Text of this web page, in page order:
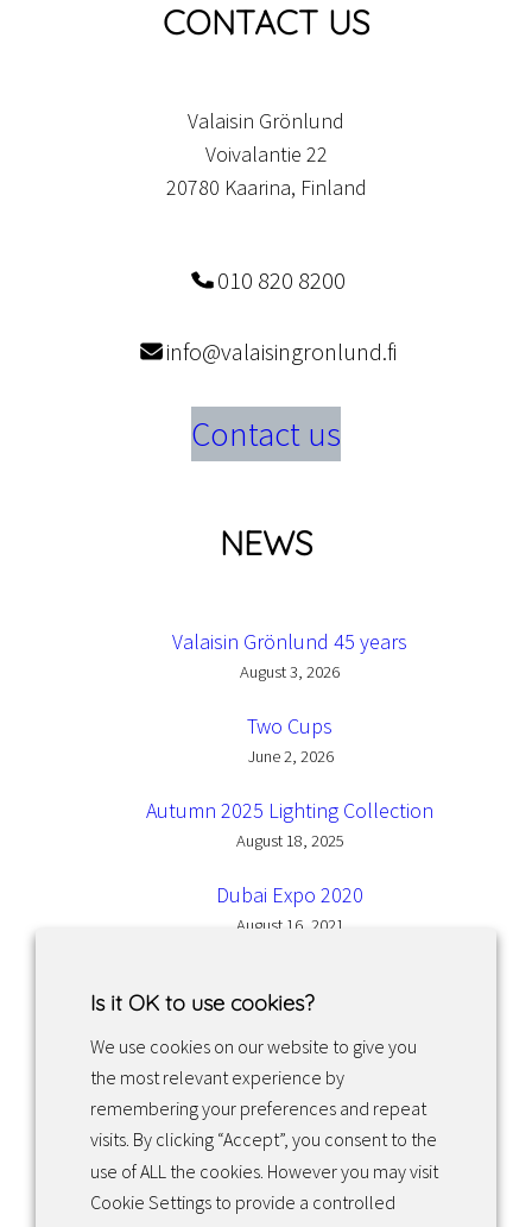
CONTACT US
Valaisin Grönlund
Voivalantie 22
20780 Kaarina, Finland
010 820 8200
info@valaisingronlund.fi
Contact us
NEWS
Valaisin Grönlund 45 years
August 3, 2026
Two Cups
June 2, 2026
Autumn 2025 Lighting Collection
August 18, 2025
Dubai Expo 2020
August 16, 2021
Facebook InstagramLinkedIn
Returns & exchanges
Is it OK to use cookies?
We use cookies on our website to give you
the most relevant experience by
remembering your preferences and repeat
visits. By clicking “Accept”, you consent to the
use of ALL the cookies. However you may visit
Cookie Settings to provide a controlled